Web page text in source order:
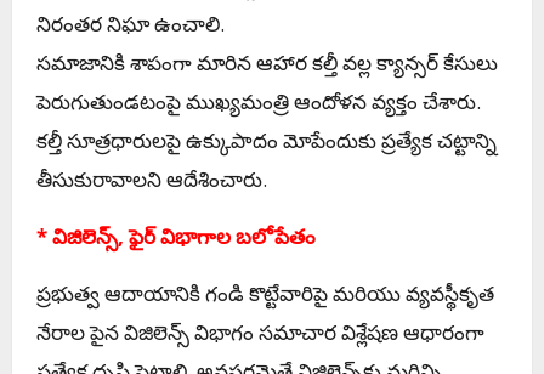
నిరంతర నిఘా ఉంచాలి.
సమాజానికి శాపంగా మారిన ఆహార కల్తీ వల్ల క్యాన్సర్ కేసులు
పెరుగుతుండటంపై ముఖ్యమంత్రి ఆందోళన వ్యక్తం చేశారు.
కల్తీ సూత్రధారులపై ఉక్కుపాదం మోపేందుకు ప్రత్యేక చట్టాన్ని
తీసుకురావాలని ఆదేశించారు.
* విజిలెన్స్, ఫైర్ విభాగాల బలోపేతం
ప్రభుత్వ ఆదాయానికి గండి కొట్టేవారిపై మరియు వ్యవస్థీకృత
నేరాల పైన విజిలెన్స్ విభాగం సమాచార విశ్లేషణ ఆధారంగా